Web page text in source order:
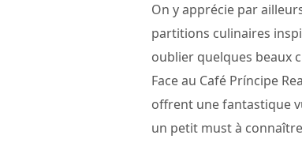
On y apprécie par
partitions culinaires
oublier quelques beaux
Face au Café Príncipe
offrent une fantastique
un petit must à